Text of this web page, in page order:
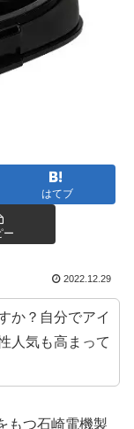
はてブ
ー
2022.12.29
か？自分でアイ
人気も高まって
もつ石崎電機製